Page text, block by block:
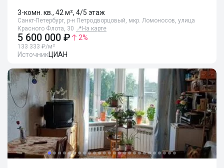
3-комн. кв., 42 м², 4/5 этаж
Санкт-Петербург, р-н Петродворцовый, мкр. Ломоносов, улица
Красного Флота, 30 📍 На карте
5 600 000 ₽ 2%
133 333 ₽/м²
ИсточникЦИАН